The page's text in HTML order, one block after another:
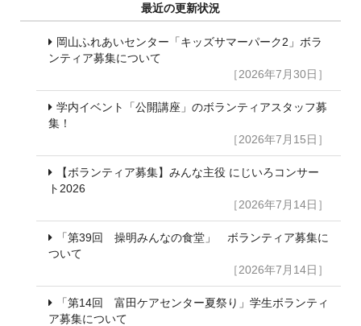
最近の更新状況
岡山ふれあいセンター「キッズサマーパーク2」ボラ
ンティア募集について
［2026年7月30日］
学内イベント「公開講座」のボランティアスタッフ募
集！
［2026年7月15日］
【ボランティア募集】みんな主役 にじいろコンサー
ト2026
［2026年7月14日］
「第39回 操明みんなの食堂」 ボランティア募集に
ついて
［2026年7月14日］
「第14回 富田ケアセンター夏祭り」学生ボランティ
ア募集について